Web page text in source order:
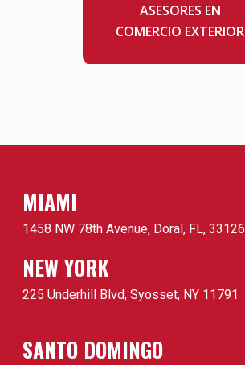
ASESORES EN
COMERCIO EXTERIOR
MIAMI
1458 NW 78th Avenue, Doral, FL, 33126
NEW YORK
225 Underhill Blvd, Syosset, NY 11791
SANTO DOMINGO